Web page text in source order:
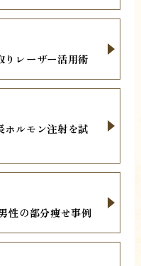
りレーザー活用術
ホルモン注射を試
性の部分痩せ事例